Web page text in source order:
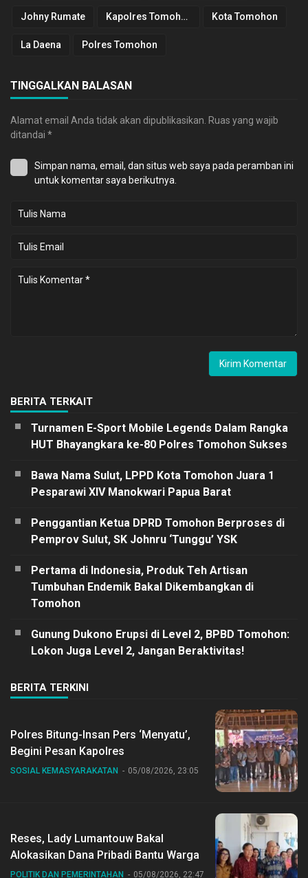
Johny Rumate Kapolres Tomohon Kota Tomohon
La Daena Polres Tomohon
TINGGALKAN BALASAN
Alamat email Anda tidak akan dipublikasikan. Ruas yang wajib
ditandai *
Simpan nama, email, dan situs web saya pada peramban ini
untuk komentar saya berikutnya.
BERITA TERKAIT
Turnamen E-Sport Mobile Legends Dalam Rangka
HUT Bhayangkara ke-80 Polres Tomohon Sukses
Bawa Nama Sulut, LPPD Kota Tomohon Juara 1
Pesparawi XIV Manokwari Papua Barat
Penggantian Ketua DPRD Tomohon Berproses di
Pemprov Sulut, SK Johnru ‘Tunggu’ YSK
Pertama di Indonesia, Produk Teh Artisan
Tumbuhan Endemik Bakal Dikembangkan di
Tomohon
Gunung Dukono Erupsi di Level 2, BPBD Tomohon:
Lokon Juga Level 2, Jangan Beraktivitas!
BERITA TERKINI
Polres Bitung-Insan Pers ‘Menyatu’,
Begini Pesan Kapolres
SOSIAL KEMASYARAKATAN 05/08/2026, 23:05
Reses, Lady Lumantouw Bakal
Alokasikan Dana Pribadi Bantu Warga
POLITIK DAN PEMERINTAHAN 05/08/2026, 22:47